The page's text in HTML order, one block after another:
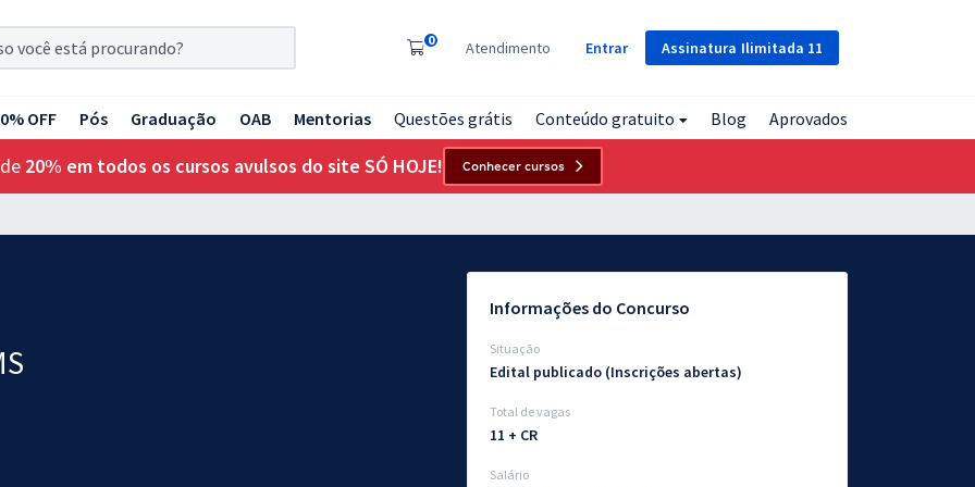
Assinatura Ilimitada 11
0 Atendimento Entrar
OFF Pós Graduação OAB Mentorias Questões grátis Conteúdo gratuito Blog Aprovados
20% em todos os cursos avulsos do site SÓ HOJE! Conhecer cursos
Informações do Concurso
Situação
Edital publicado (Inscrições abertas)
Total de vagas
11 + CR
Salário